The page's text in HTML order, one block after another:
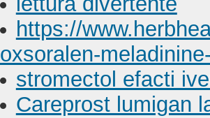
https://
oxsoralen-
stromectol efacti
Careprost lumigan